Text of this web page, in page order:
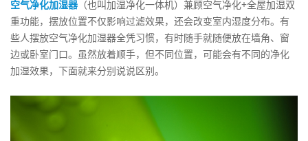
空气净化加湿器（也叫加湿净化一体机）兼顾空气净化+全屋加湿双
重功能，摆放位置不仅影响过滤效果，还会改变室内湿度分布。有
些人摆放空气净化加湿器全凭习惯，有时随手就随便放在墙角、窗
边或卧室门口。虽然放着顺手，但不同位置，可能会有不同的净化
加湿效果，下面就来分别说说区别。